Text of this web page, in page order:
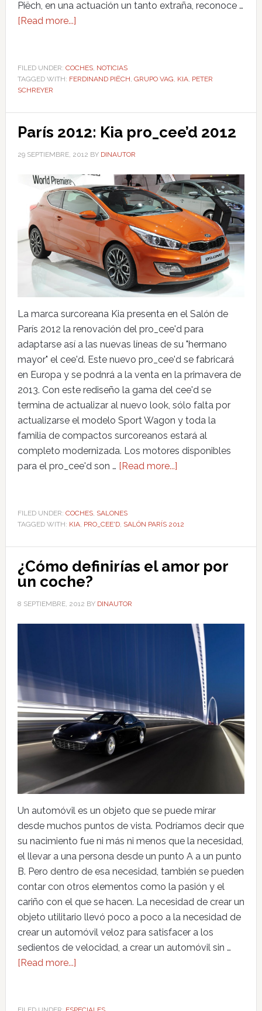
Piëch, en una actuación un tanto extraña, reconoce …
[Read more...]
FILED UNDER: COCHES, NOTICIAS
TAGGED WITH: FERDINAND PIËCH, GRUPO VAG, KIA, PETER
SCHREYER
París 2012: Kia pro_cee’d 2012
29 SEPTIEMBRE, 2012 BY DINAUTOR
La marca surcoreana Kia presenta en el Salón de
París 2012 la renovación del pro_cee'd para
adaptarse así a las nuevas líneas de su "hermano
mayor" el cee'd. Este nuevo pro_cee'd se fabricará
en Europa y se podnrá a la venta en la primavera de
2013. Con este rediseño la gama del cee'd se
termina de actualizar al nuevo look, sólo falta por
actualizarse el modelo Sport Wagon y toda la
familia de compactos surcoreanos estará al
completo modernizada. Los motores disponibles
para el pro_cee'd son … [Read more...]
FILED UNDER: COCHES, SALONES
TAGGED WITH: KIA, PRO_CEE'D, SALÓN PARÍS 2012
¿Cómo definirías el amor por
un coche?
8 SEPTIEMBRE, 2012 BY DINAUTOR
Un automóvil es un objeto que se puede mirar
desde muchos puntos de vista. Podríamos decir que
su nacimiento fue ni más ni menos que la necesidad,
el llevar a una persona desde un punto A a un punto
B. Pero dentro de esa necesidad, también se pueden
contar con otros elementos como la pasión y el
cariño con el que se hacen. La necesidad de crear un
objeto utilitario llevó poco a poco a la necesidad de
crear un automóvil veloz para satisfacer a los
sedientos de velocidad, a crear un automóvil sin …
[Read more...]